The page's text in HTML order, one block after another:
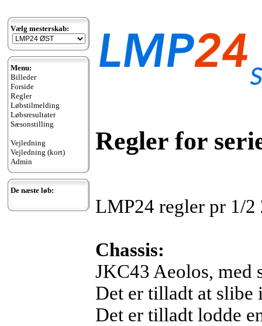
Vælg mesterskab:
Menu:
Billeder
Forside
Regler
Løbstilmelding
Løbsresultater
Sæsonstilling
Vejledning
Vejledning (kort)
Admin
De næste løb:
Regler for
LMP24 regler pr 1/2
Chassis:
JKC43 Aeolos, med
Det er tilladt at slibe
Det er tilladt lodde